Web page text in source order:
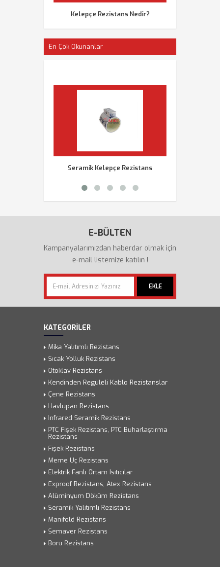
Kelepçe Rezistans Nedir?
En Çok Okunanlar
Seramik Kelepçe Rezistans
E-BÜLTEN
Kampanyalarımızdan haberdar olmak için
e-mail listemize katılın !
EKLE
KATEGORİLER
Mika Yalıtımlı Rezistans
Sıcak Yolluk Rezistans
Otoklav Rezistans
Kendinden Regüleli Kablo Rezistanslar
Çene Rezistans
Havlupan Rezistans
Infrared Seramik Rezistans
PTC Fişek Rezistans, PTC Buharlaştırma
Rezistans
Fişek Rezistans
Meme Uç Rezistans
Elektrik Fanlı Ortam Isıtıcılar
Exproof Rezistans, Atex Rezistans
Alüminyum Döküm Rezistans
Seramik Yalıtımlı Rezistans
Manifold Rezistans
Semaver Rezistans
Boru Rezistans